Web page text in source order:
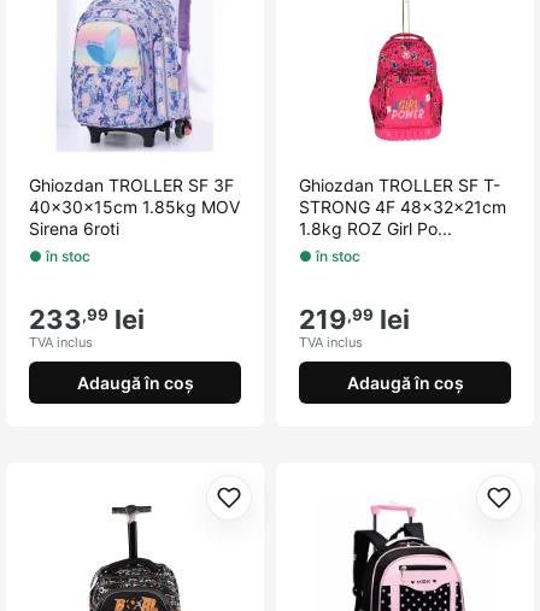
Ghiozdan TROLLER SF 3F
40x30x15cm 1.85kg MOV
Sirena 6roti
● în stoc
233,99 lei
TVA inclus
Adaugă în coș
Ghiozdan TROLLER SF T-
STRONG 4F 48x32x21cm
1.8kg ROZ Girl Po...
● în stoc
219,99 lei
TVA inclus
Adaugă în coș
Adaugă la favorite